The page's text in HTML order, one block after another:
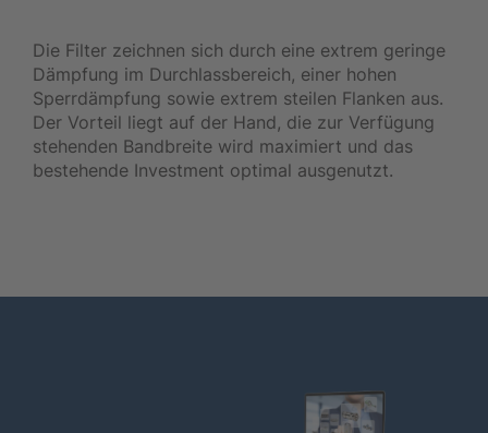
Die Filter zeichnen sich durch eine extrem geringe
Dämpfung im Durchlassbereich, einer hohen
Sperrdämpfung sowie extrem steilen Flanken aus.
Der Vorteil liegt auf der Hand, die zur Verfügung
stehenden Bandbreite wird maximiert und das
bestehende Investment optimal ausgenutzt.